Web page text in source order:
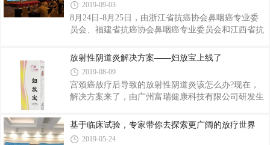
2019-09-03
8月24日-8月25日，由浙江省抗癌协会鼻咽癌专业委
员会、福建省抗癌协会鼻咽癌专业委员会和江西省抗
的“2019年闽浙赣鼻咽癌诊疗研讨会”(国家级继续教育
科技有限公司(以下简称“广州富瑞”)有幸出席了此次
会议。
放射性阴道炎解决方案——妇放宝上线了
2019-08-09
宫颈癌放疗后导致的放射性阴道炎该怎么办?现在，
解决方案来了，由广州富瑞健康科技有限公司研发生
炎。
基于临床试验，专家带你去探索更广阔的放疗世界
2019-05-24